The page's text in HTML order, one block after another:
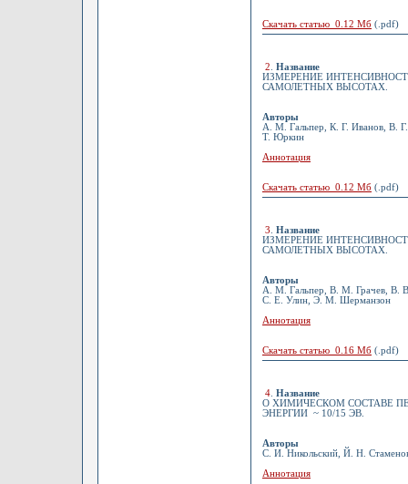
Скачать статью 0.12 Мб (.pdf)
2
Название
ИЗМЕРЕНИЕ
САМОЛЕТНЫХ ВЫСОТАХ.
Авторы
А. М. Гальпер, К. Г. Иванов, В.
Т. Юркин
Аннотация
Скачать статью 0.12 Мб (.pdf)
3
Название
ИЗМЕРЕНИЕ
САМОЛЕТНЫХ ВЫСОТАХ.
Авторы
А. М. Гальпер, В. М. Грачев, В.
С. Е. Улин, Э. М. Шерманзон
Аннотация
Скачать статью 0.16 Мб (.pdf)
4 Название
О ХИМИЧЕСКОМ СОСТАВЕ
ЭНЕРГИИ ~ 10/15 ЭВ.
Авторы
С. И. Никольский, Й. Н.
Аннотация